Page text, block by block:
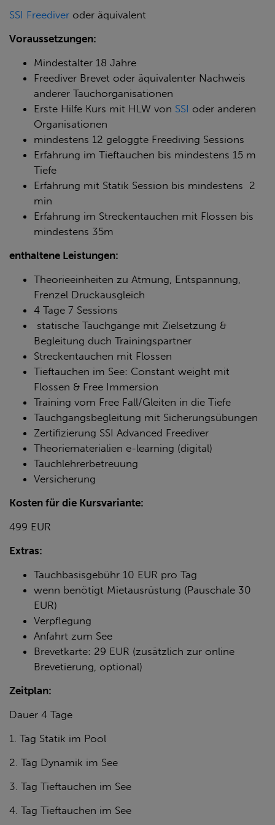
SSI Freediver oder äquivalent
Voraussetzungen:
Mindestalter 18 Jahre
Freediver Brevet oder äquivalenter Nachweis
anderer Tauchorganisationen
Erste Hilfe Kurs mit HLW von SSI oder anderen
Organisationen
mindestens 12 geloggte Freediving Sessions
Erfahrung im Tieftauchen bis mindestens 15 m
Tiefe
Erfahrung mit Statik Session bis mindestens 2
min
Erfahrung im Streckentauchen mit Flossen bis
mindestens 35m
enthaltene Leistungen:
Theorieeinheiten zu Atmung, Entspannung,
Frenzel Druckausgleich
4 Tage 7 Sessions
statische Tauchgänge mit Zielsetzung &
Begleitung duch Trainingspartner
Streckentauchen mit Flossen
Tieftauchen im See: Constant weight mit
Flossen & Free Immersion
Training vom Free Fall/Gleiten in die Tiefe
Tauchgangsbegleitung mit Sicherungsübungen
Zertifizierung SSI Advanced Freediver
Theoriematerialien e-learning (digital)
Tauchlehrerbetreuung
Versicherung
Kosten für die Kursvariante:
499 EUR
Extras:
Tauchbasisgebühr 10 EUR pro Tag
wenn benötigt Mietausrüstung (Pauschale 30
EUR)
Verpflegung
Anfahrt zum See
Brevetkarte: 29 EUR (zusätzlich zur online
Brevetierung, optional)
Zeitplan:
Dauer 4 Tage
1. Tag Statik im Pool
2. Tag Dynamik im See
3. Tag Tieftauchen im See
4. Tag Tieftauchen im See